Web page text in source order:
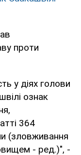
проти
у діях голови
ознак
364
(зловживання
- ред.)", -